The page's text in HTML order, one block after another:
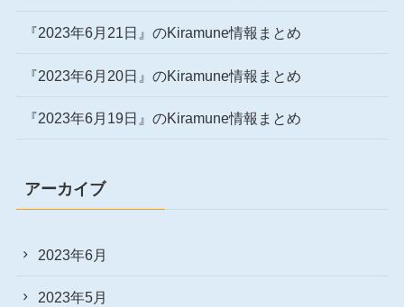
『2023年6月21日』のKiramune情報まとめ
『2023年6月20日』のKiramune情報まとめ
『2023年6月19日』のKiramune情報まとめ
アーカイブ
2023年6月
2023年5月